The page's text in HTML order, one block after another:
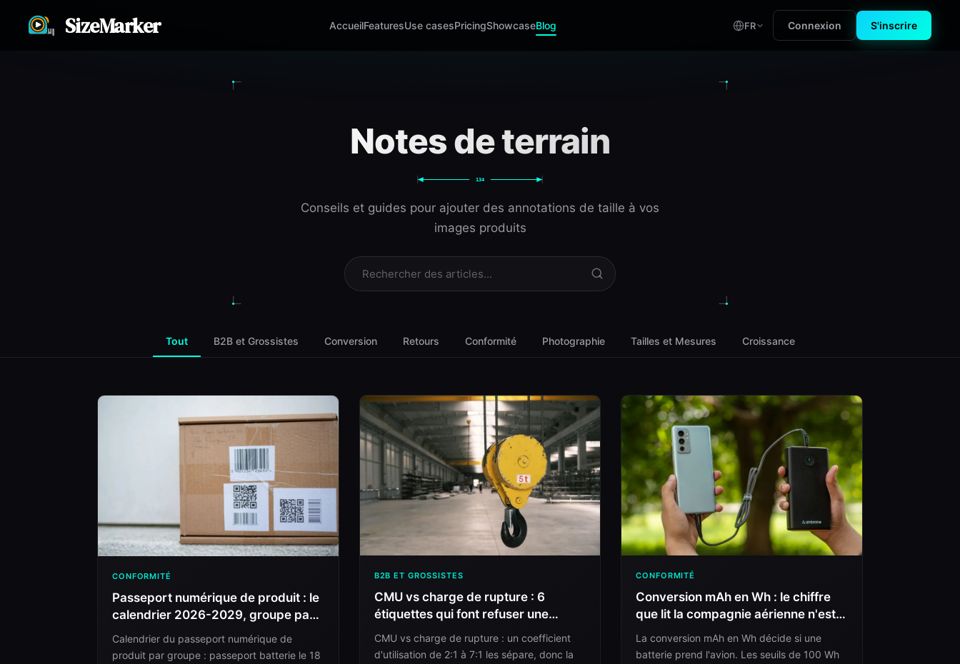
SizeMarker AccueilFeaturesUse casesPricingShowcaseBlog FR Connexion S'inscrire
Notes de terrain
134
Conseils et guides pour ajouter des annotations de taille à vos
images produits
Tout B2B et Grossistes Conversion Retours Conformité Photographie Tailles et Mesures Croissance
CONFORMITÉ
Passeport numérique de produit : le
calendrier 2026-2029, groupe par
groupe
Calendrier du passeport numérique de
produit par groupe : passeport batterie le 18
B2B ET GROSSISTES
CMU vs charge de rupture : 6
étiquettes qui font refuser une
élingue
CMU vs charge de rupture : un coefficient
d'utilisation de 2:1 à 7:1 les sépare, donc la
CONFORMITÉ
Conversion mAh en Wh : le chiffre
que lit la compagnie aérienne n'est
pas sur la boîte
La conversion mAh en Wh décide si une
batterie prend l'avion. Les seuils de 100 Wh